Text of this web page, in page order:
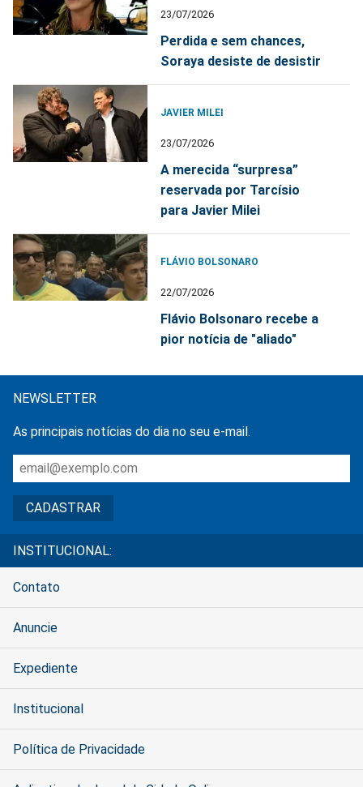
23/07/2026
Perdida e sem chances,
Soraya desiste de desistir
JAVIER MILEI
23/07/2026
A merecida “surpresa”
reservada por Tarcísio
para Javier Milei
FLÁVIO BOLSONARO
22/07/2026
Flávio Bolsonaro recebe a
pior notícia de "aliado"
NEWSLETTER
As principais notícias do dia no seu e-mail.
INSTITUCIONAL:
Contato
Anuncie
Expediente
Institucional
Política de Privacidade